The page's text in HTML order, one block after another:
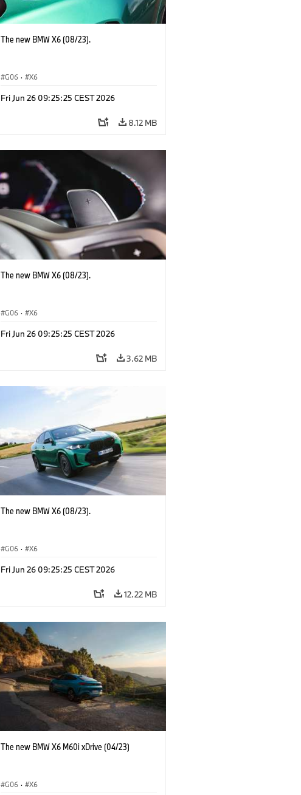
The new BMW X6 (08/23).
G06 · X6
Fri Jun 26 09:25:25 CEST 2026
8.12 MB
The new BMW X6 (08/23).
G06 · X6
Fri Jun 26 09:25:25 CEST 2026
3.62 MB
The new BMW X6 (08/23).
G06 · X6
Fri Jun 26 09:25:25 CEST 2026
12.22 MB
The new BMW X6 M60i xDrive (04/23)
G06 · X6